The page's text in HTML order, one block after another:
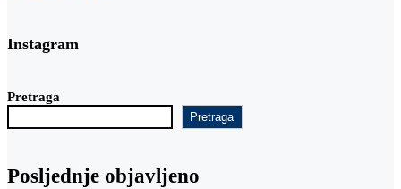
Instagram
Pretraga
Pretraga
Posljednje objavljeno